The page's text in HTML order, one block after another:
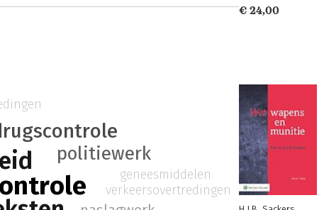
politiewerk
geneesmiddelen
verkeersovertredingen
€ 24,00